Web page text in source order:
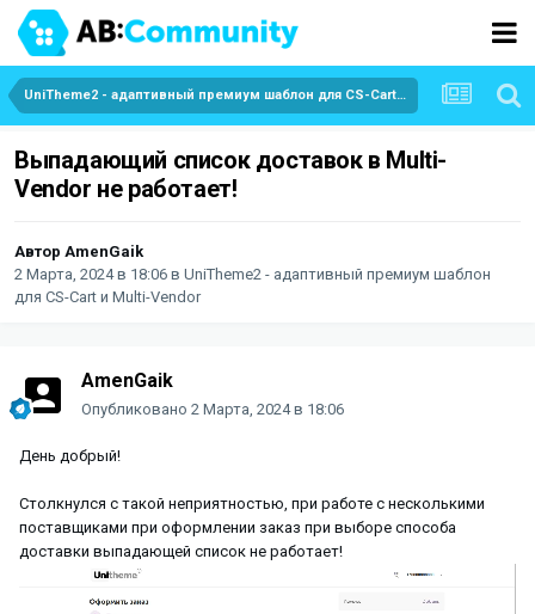
UniTheme2 - адаптивный премиум шаблон для CS-Cart и Multi-Vendor
Выпадающий список доставок в Multi-
Vendor не работает!
Автор AmenGaik
2 Марта, 2024 в 18:06 в UniTheme2 - адаптивный премиум шаблон
для CS-Cart и Multi-Vendor
AmenGaik
Опубликовано 2 Марта, 2024 в 18:06
День добрый!
Столкнулся с такой неприятностью, при работе с несколькими
поставщиками при оформлении заказ при выборе способа
доставки выпадающей список не работает!